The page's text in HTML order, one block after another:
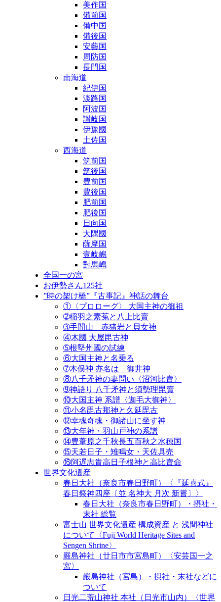
美作国
備前国
備中国
備後国
安藝国
周防国
長門国
南海道
紀伊国
淡路国
阿波国
讃岐国
伊豫國
土佐国
西海道
筑前国
筑後国
豊前国
豊後国
肥前国
肥後国
日向国
大隅國
薩摩国
壹岐嶋
對馬嶋
全国一の宮
お伊勢さん125社
”時の架け橋”『古事記』神話の舞台
①〈プロローグ〉 大国主神の御祖
➁稲羽之素菟と八上比賣
➂手間山 赤猪岩と貝女神
④木國 大屋毘古神
➄根堅州國の試練
⑥大国主神と名乗る
➆木俣神 亦名は 御井神
⑧八千矛神の妻問い〈沼河比賣〉
➈神語り 八千矛神と須勢理毘賣
⑩大国主神 系譜〈迦毛大御神〉
⑪小名毘古那神と久延毘古
⑫幸魂奇魂・御諸山に坐す神
⑬大年神・羽山戸神の系譜
⑭豊葦原之千秋長五百秋之水穂国
⑮天若日子・雉鳴女・天佐具売
⑯阿遅志貴高日子根神と高比賣命
世界文化遺産
春日大社（奈良市春日野町）〈『延喜式』
春日祭神四座〔並 名神大 月次 新嘗〕〉
春日大社（奈良市春日野町）・摂社・
末社 総覧
富士山 世界文化遺産 構成資産 と 浅間神社
について〈Fuji World Heritage Sites and
Sengen Shrine〉
嚴島神社（廿日市市宮島町）〈安芸国一之
宮〉
嚴島神社（宮島）・摂社・末社などに
ついて
日光二荒山神社 本社（日光市山内）〈世界